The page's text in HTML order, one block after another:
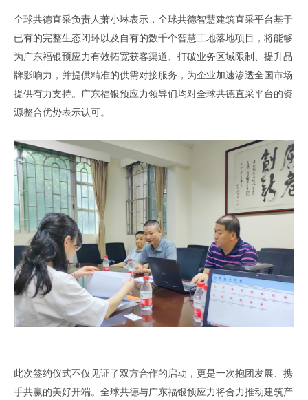
全球共德直采负责人萧小琳表示 ， 全球共德智慧建筑直采平台基于
已有的完整生态闭环以及 自有的数千个智慧工地落地项目 ， 将能够
为广东福银预应力有效拓宽获客渠道 打破业务区域限制
提升品
牌影响力 ， 并提供精准的供需对接服务 ， 为企业加速渗透全国市场
提供有力支持。 广东福银预应力领导们均对全球共德直采平台的资
源整合优势表示认可。
此次签约仪式不仅见证了双方合作的启动 ， 更是一次抱团发展、 携
手共赢的美好开端。 全球共德与广东福银预应力将合力推动建筑产